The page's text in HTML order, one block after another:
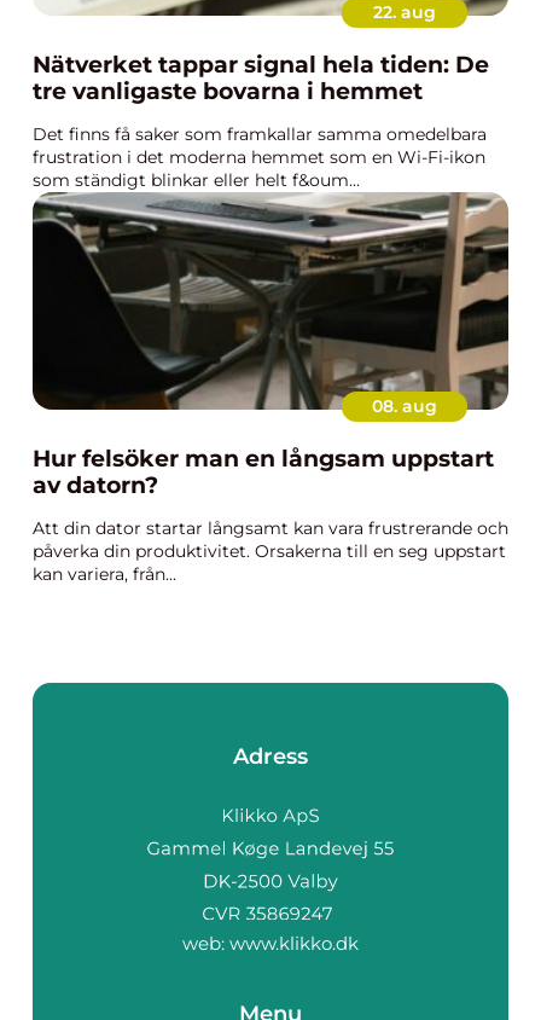
22. aug
Nätverket tappar signal hela tiden: De
tre vanligaste bovarna i hemmet
Det finns få saker som framkallar samma omedelbara
frustration i det moderna hemmet som en Wi-Fi-ikon
som ständigt blinkar eller helt f&oum...
08. aug
Hur felsöker man en långsam uppstart
av datorn?
Att din dator startar långsamt kan vara frustrerande och
påverka din produktivitet. Orsakerna till en seg uppstart
kan variera, från...
Adress
web: www.klikko.dk
Menu